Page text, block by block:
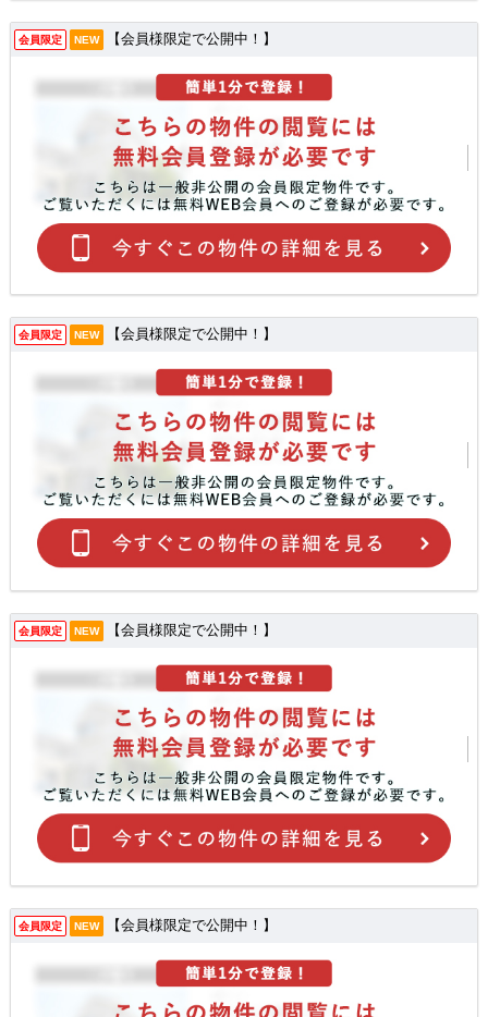
会員限定 NEW 【会員様限定で公開中！】
会員限定 NEW 【会員様限定で公開中！】
会員限定 NEW 【会員様限定で公開中！】
会員限定 NEW 【会員様限定で公開中！】